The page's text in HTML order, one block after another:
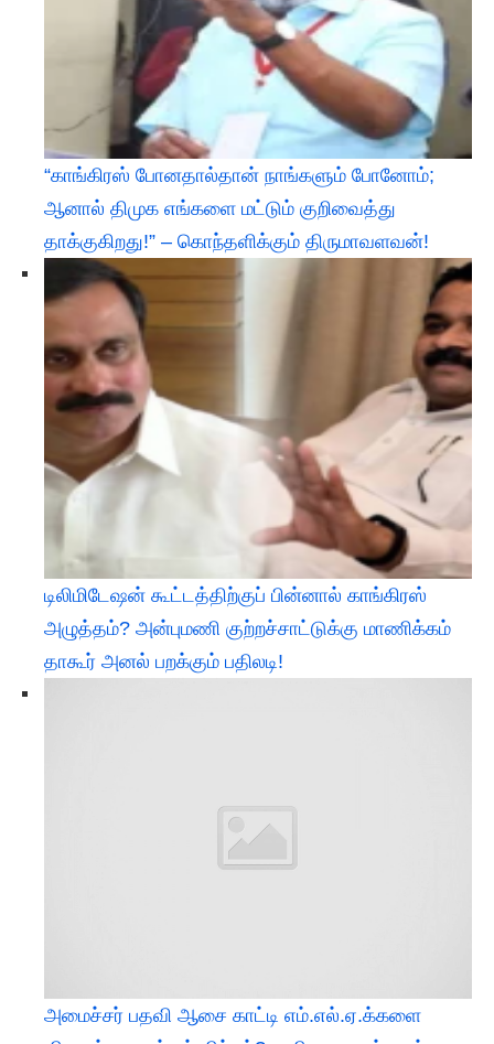
“காங்கிரஸ் போனதால்தான் நாங்களும் போனோம்;
ஆனால் திமுக எங்களை மட்டும் குறிவைத்து
தாக்குகிறது!” – கொந்தளிக்கும் திருமாவளவன்!
டிலிமிடேஷன் கூட்டத்திற்குப் பின்னால் காங்கிரஸ்
அழுத்தம்? அன்புமணி குற்றச்சாட்டுக்கு மாணிக்கம்
தாகூர் அனல் பறக்கும் பதிலடி!
அமைச்சர் பதவி ஆசை காட்டி எம்.எல்.ஏ.க்களை